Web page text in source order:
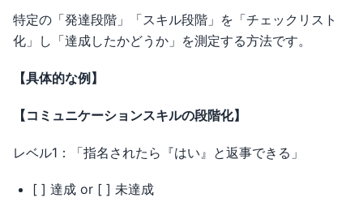
特定の「発達段階」「スキル段階」を「チェックリスト
化」し「達成したかどうか」を測定する方法です。
【具体的な例】
【コミュニケーションスキルの段階化】
レベル1：「指名されたら『はい』と返事できる」
[ ] 達成 or [ ] 未達成